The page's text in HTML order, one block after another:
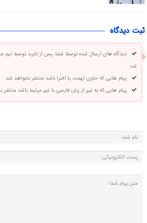
ثبت دیدگاه
دیدگاه های ارسال شده توسط شما، پس از تایید توسط تیم
شد.
پیام هایی که حاوی تهمت یا افترا باشد منتشر نخواهد شد.
پیام هایی که به غیر از زبان فارسی یا غیر مرتبط باشد